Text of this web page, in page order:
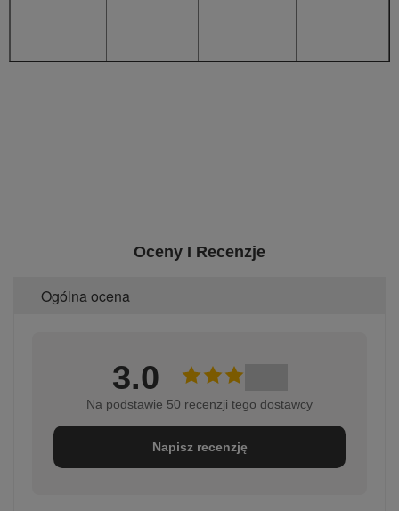
Oceny I Recenzje
Ogólna ocena
3.0
Na podstawie 50 recenzji tego dostawcy
Napisz recenzję